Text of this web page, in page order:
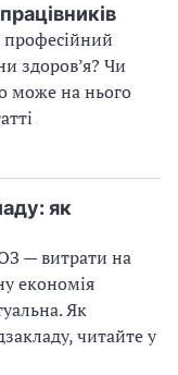
професійний
здоров’я? Чи
може на нього
як
— витрати на
економія
Як
читайте у